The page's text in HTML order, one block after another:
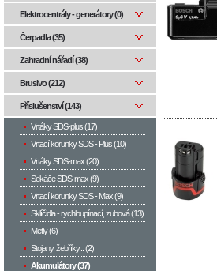
Elektrocentrály - generátory (0)
Čerpadla (35)
Zahradní nářadí (38)
Brusivo (212)
Příslušenství (143)
Vrtáky SDS-plus (17)
Vrtací korunky SDS - Plus (10)
Vrtáky SDS-max (20)
Sekáče SDS-max (9)
Vrtací korunky SDS - Max (9)
Sklíčidla - rychloupínací, zubová (13)
Metly (6)
Stojany, žebříky... (2)
Akumulátory (37)